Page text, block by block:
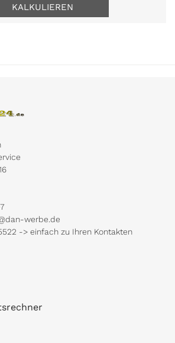
KALKULIEREN
werbe.de
-> einfach zu Ihren Kontakten